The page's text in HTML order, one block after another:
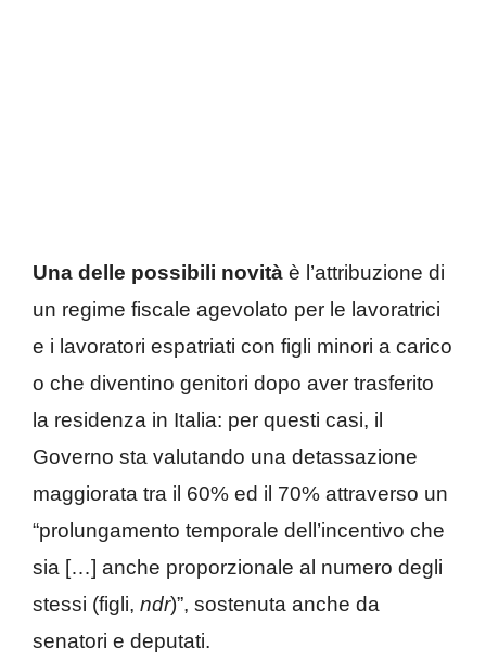
Una delle possibili novità è l’attribuzione di
un regime fiscale agevolato per le lavoratrici
e i lavoratori espatriati con figli minori a carico
o che diventino genitori dopo aver trasferito
la residenza in Italia: per questi casi, il
Governo sta valutando una detassazione
maggiorata tra il 60% ed il 70% attraverso un
“prolungamento temporale dell’incentivo che
sia […] anche proporzionale al numero degli
stessi (figli, ndr)”, sostenuta anche da
senatori e deputati.